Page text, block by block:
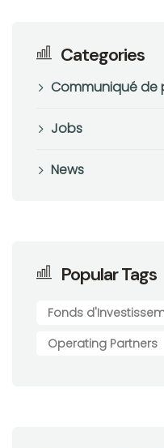
Categories
Communiqué de
Jobs
News
Popular Tags
Fonds
Operating Partners